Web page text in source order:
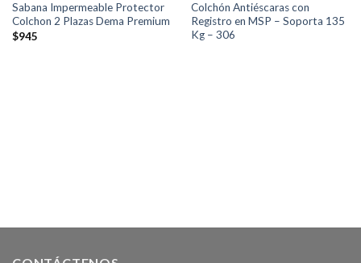
Sabana Impermeable Protector
Colchon 2 Plazas Dema Premium
$945
Colchón Antiéscaras con
Registro en MSP – Soporta 135
Kg – 306